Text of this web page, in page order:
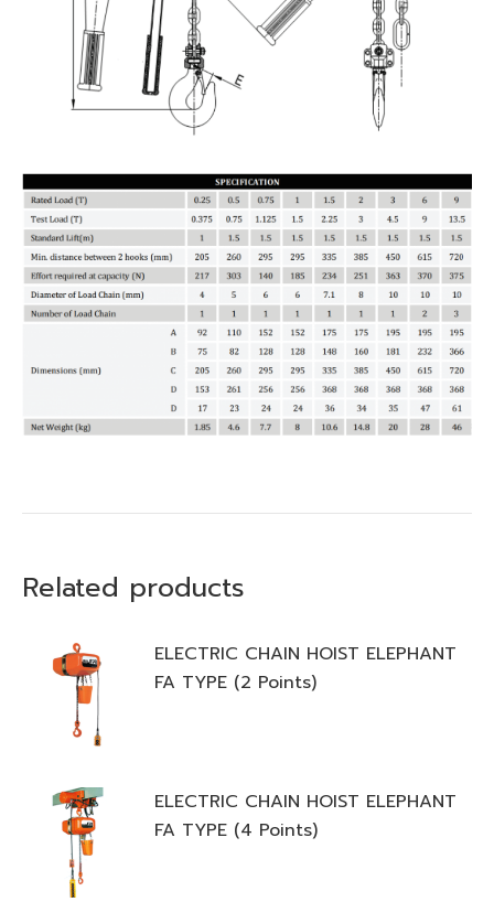
Related products
ELECTRIC CHAIN HOIST ELEPHANT
FA TYPE (2 Points)
ELECTRIC CHAIN HOIST ELEPHANT
FA TYPE (4 Points)